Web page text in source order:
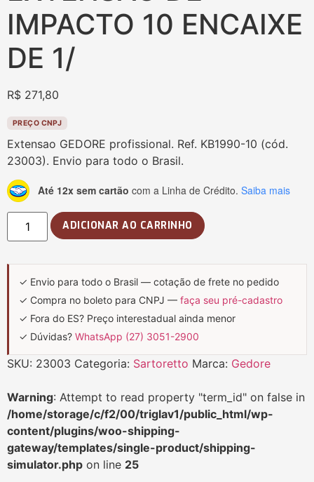
IMPACTO 10 ENCAIXE
DE 1/
R$ 271,80
PREÇO CNPJ
Extensao GEDORE profissional. Ref. KB1990-10 (cód.
23003). Envio para todo o Brasil.
Até 12x sem cartão com a Linha de Crédito. Saiba mais
ADICIONAR AO CARRINHO
✓ Envio para todo o Brasil — cotação de frete no pedido
✓ Compra no boleto para CNPJ — faça seu pré-cadastro
✓ Fora do ES? Preço interestadual ainda menor
✓ Dúvidas? WhatsApp (27) 3051-2900
SKU: 23003 Categoria: Sartoretto Marca: Gedore
Warning: Attempt to read property "term_id" on false in
/home/storage/c/f2/00/triglav1/public_html/wp-
content/plugins/woo-shipping-
gateway/templates/single-product/shipping-
simulator.php on line 25